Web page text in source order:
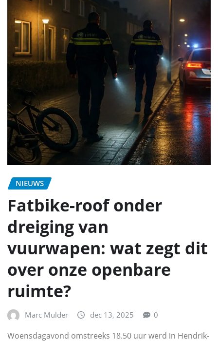
NIEUWS
Fatbike-roof onder
dreiging van
vuurwapen: wat zegt dit
over onze openbare
ruimte?
Marc Mulder dec 13, 2025 0
Woensdagavond omstreeks 18.50 uur werd in Hendrik-